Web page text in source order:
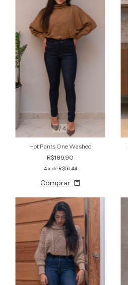
1/4
Hot Pants One Washed
R$189,90
4x de R$56,44
Comprar